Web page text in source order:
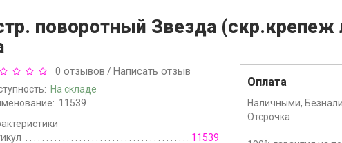
поворотный Звезда
0 отзывов / Написать отзыв
На складе
11539
11539
Оплата
Наличными,
Отсрочка